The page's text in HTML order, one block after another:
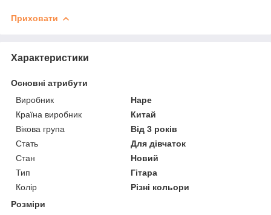
Приховати
Характеристики
Основні атрибути
Виробник
Hape
Країна виробник
Китай
Вікова група
Від 3 років
Стать
Для дівчаток
Стан
Новий
Тип
Гітара
Колір
Різні кольори
Розміри